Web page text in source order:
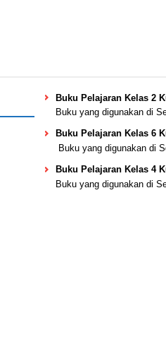
Buku Pelajaran Kelas 2
Buku yang digunakan di
Buku Pelajaran Kelas 6
Buku yang digunakan di
Buku Pelajaran Kelas 4
Buku yang digunakan di